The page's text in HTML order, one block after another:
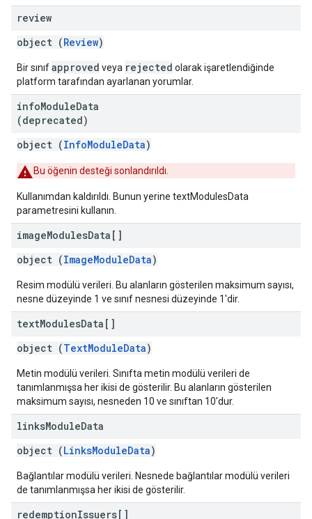
review
object (Review)
Bir sınıfapproved veya rejected olarak işaretlendiğinde
platform tarafından ayarlanan yorumlar.
infoModuleData
(deprecated)
object (InfoModuleData)
Bu öğenin desteği sonlandırıldı.
Kullanımdan kaldırıldı. Bunun yerine textModulesData
parametresini kullanın.
imageModulesData[]
object (ImageModuleData)
Resim modülü verileri. Bu alanların gösterilen maksimum sayısı,
nesne düzeyinde 1 ve sınıf nesnesi düzeyinde 1'dir.
textModulesData[]
object (TextModuleData)
Metin modülü verileri. Sınıfta metin modülü verileri de
tanımlanmışsa her ikisi de gösterilir. Bu alanların gösterilen
maksimum sayısı, nesneden 10 ve sınıftan 10'dur.
linksModuleData
object (LinksModuleData)
Bağlantılar modülü verileri. Nesnede bağlantılar modülü verileri
de tanımlanmışsa her ikisi de gösterilir.
redemptionIssuers[]